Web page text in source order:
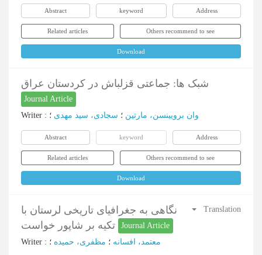
Abstract keyword Address
Related articles Others recommend to see
Download
شبک ها: جماعتی قزلباش در کردستان عراق
Journal Article
Writer : وان برویینسن، مارتین ؛ سجادی، سید مهدی ؛
Abstract keyword Address
Related articles Others recommend to see
Download
نگاهی به جغرافیای تاریخی لرستان با
Journal Article
Translation
Writer : معتمد، افسانه ؛ مظفری، حمیده ؛